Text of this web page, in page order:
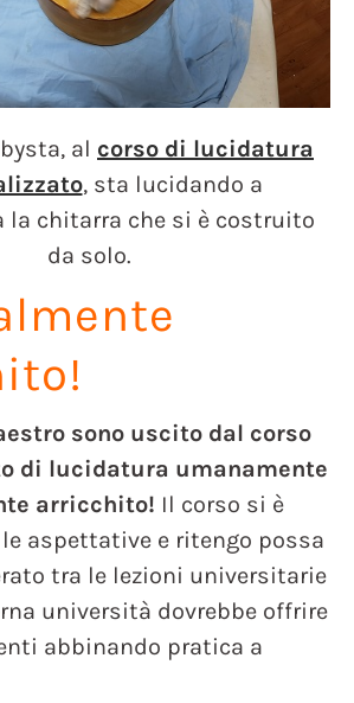
al corso di lucidatura
, sta lucidando a
la chitarra che si è costruito
da solo.
sono uscito dal corso
di lucidatura umanamente
arricchito! Il corso si è
aspettative e ritengo possa
tra le lezioni universitarie
università dovrebbe offrire
abbinando pratica a